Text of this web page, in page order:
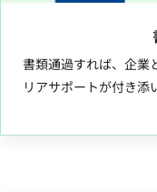
書類通過すれば、企業
リアサポートが付き添